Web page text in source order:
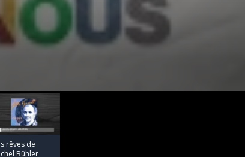
rêves de
Bühler